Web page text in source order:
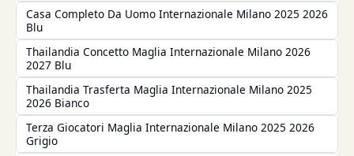
Casa Completo Da Uomo Internazionale Milano 2025 2026
Blu
Thailandia Concetto Maglia Internazionale Milano 2026
2027 Blu
Thailandia Trasferta Maglia Internazionale Milano 2025
2026 Bianco
Terza Giocatori Maglia Internazionale Milano 2025 2026
Grigio